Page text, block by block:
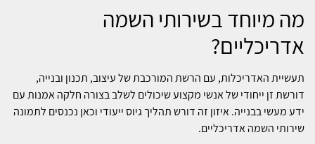
מה מיוחד בשירותי השמה
אדריכליים?
תעשיית האדריכלות, עם הרשת המורכבת של עיצוב, תכנון ובנייה,
דורשת זן ייחודי של אנשי מקצוע שיכולים לשלב בצורה חלקה אמנות עם
ידע מעשי בבנייה. איזון זה דורש תהליך גיוס ייעודי וכאן נכנסים לתמונה
שירותי השמה אדריכליים.